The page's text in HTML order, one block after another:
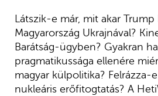
Látszik-e már, mit akar Trump
Magyarország Ukrajnával?
Barátság-ügyben? Gyakran
pragmatikussága ellenére
magyar külpolitika? Felrázza-
nukleáris erőfitogtatás? A